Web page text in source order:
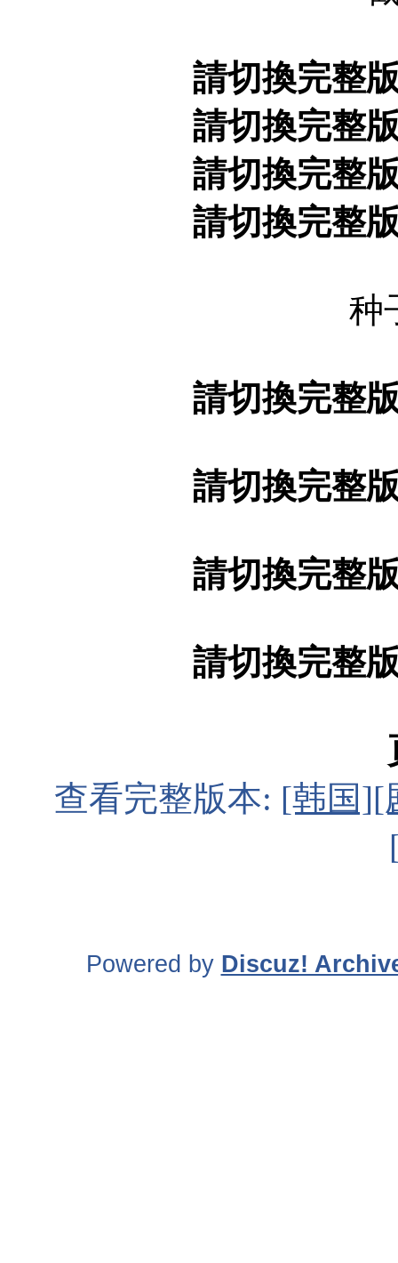
請切換完整
請切換完整
請切換完整
請切換完整
种
請切換完整
請切換完整
請切換完整
請切換完整
查看完整版本: [韩国][
Powered by Discuz!